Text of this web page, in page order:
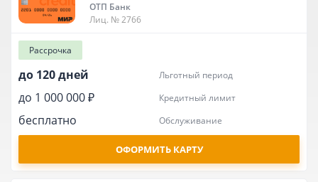
ОТП Банк
Лиц. № 2766
Рассрочка
до 120 дней льготный период
до 1 000 000 ₽ кредитный лимит
бесплатно обслуживание
ОФОРМИТЬ КАРТУ